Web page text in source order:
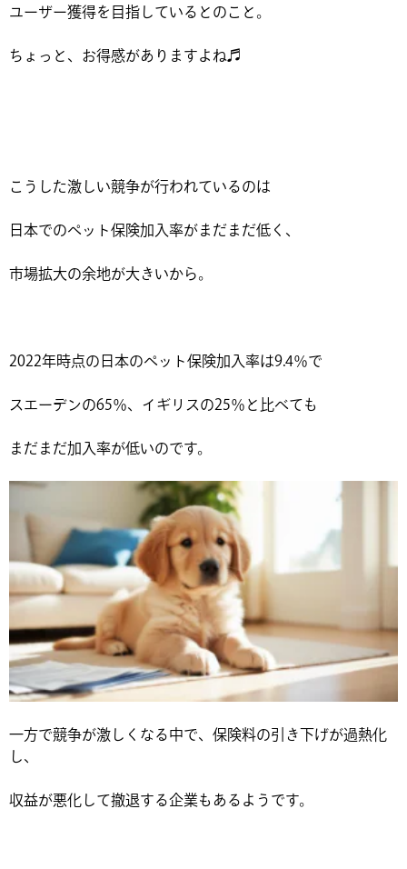
ユーザー獲得を目指しているとのこと。
ちょっと、お得感がありますよね♬
こうした激しい競争が行われているのは
日本でのペット保険加入率がまだまだ低く、
市場拡大の余地が大きいから。
2022年時点の日本のペット保険加入率は9.4％で
スエーデンの65％、イギリスの25％と比べても
まだまだ加入率が低いのです。
一方で競争が激しくなる中で、保険料の引き下げが過熱化
し、
収益が悪化して撤退する企業もあるようです。